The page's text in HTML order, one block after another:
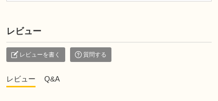
レビュー
レビューを書く 質問する
レビュー Q&A